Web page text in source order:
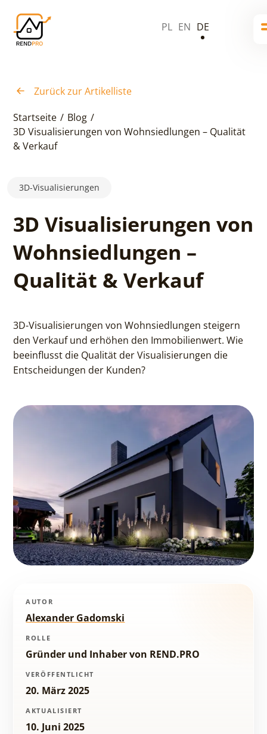
PL EN DE
Zurück zur Artikelliste
Startseite / Blog /
3D Visualisierungen von Wohnsiedlungen – Qualität
& Verkauf
3D-Visualisierungen
3D Visualisierungen von
Wohnsiedlungen –
Qualität & Verkauf
3D-Visualisierungen von Wohnsiedlungen steigern
den Verkauf und erhöhen den Immobilienwert. Wie
beeinflusst die Qualität der Visualisierungen die
Entscheidungen der Kunden?
AUTOR
Alexander Gadomski
ROLLE
Gründer und Inhaber von REND.PRO
VERÖFFENTLICHT
20. März 2025
AKTUALISIERT
10. Juni 2025